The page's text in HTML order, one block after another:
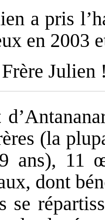
a pris
en 2003
Julien
(la
ans), 11
dont
se